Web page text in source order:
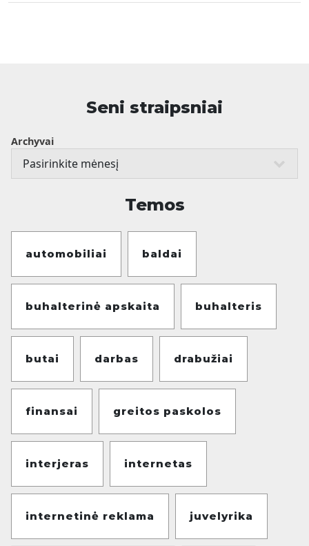
Seni straipsniai
Archyvai
Temos
automobiliai baldai
buhalterinė apskaita buhalteris
butai darbas drabužiai
finansai greitos paskolos
interjeras internetas
internetinė reklama juvelyrika